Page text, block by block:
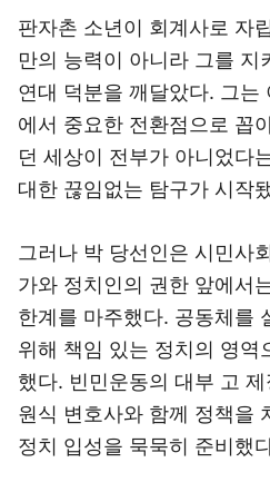
판자촌 소년이 회계사로 자
만의 능력이 아니라 그를 지
연대 덕분을 깨달았다. 그는
에서 중요한 전환점으로 꼽
던 세상이 전부가 아니었다
대한 끊임없는 탐구가 시작
그러나 박 당선인은 시민사
가와 정치인의 권한 앞에서
한계를 마주했다. 공동체를
위해 책임 있는 정치의 영역
했다. 빈민운동의 대부 고
원식 변호사와 함께 정책을
정치 입성을 묵묵히 준비했